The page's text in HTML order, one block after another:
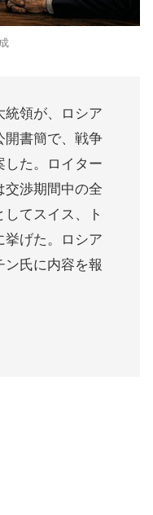
統領が、ロシア
開書簡で、戦争
した。ロイター
交渉期間中の全
てスイス、ト
挙げた。ロシア
氏に内容を報